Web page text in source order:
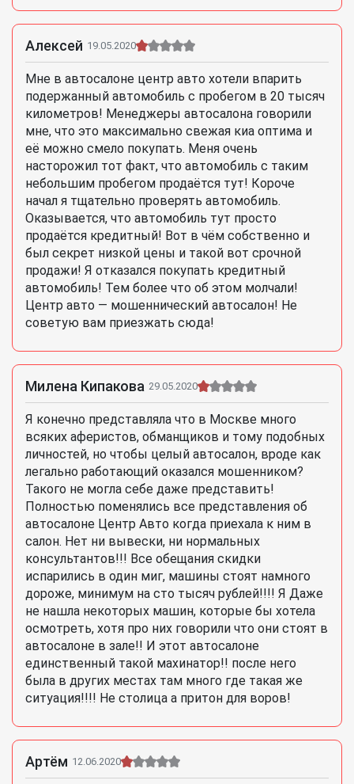
Алексей 19.05.2020
Мне в автосалоне центр авто хотели впарить
подержанный автомобиль с пробегом в 20 тысяч
километров! Менеджеры автосалона говорили
мне, что это максимально свежая киа оптима и
её можно смело покупать. Меня очень
насторожил тот факт, что автомобиль с таким
небольшим пробегом продаётся тут! Короче
начал я тщательно проверять автомобиль.
Оказывается, что автомобиль тут просто
продаётся кредитный! Вот в чём собственно и
был секрет низкой цены и такой вот срочной
продажи! Я отказался покупать кредитный
автомобиль! Тем более что об этом молчали!
Центр авто — мошеннический автосалон! Не
советую вам приезжать сюда!
Милена Кипакова 29.05.2020
Я конечно представляла что в Москве много
всяких аферистов, обманщиков и тому подобных
личностей, но чтобы целый автосалон, вроде как
легально работающий оказался мошенником?
Такого не могла себе даже представить!
Полностью поменялись все представления об
автосалоне Центр Авто когда приехала к ним в
салон. Нет ни вывески, ни нормальных
консультантов!!! Все обещания скидки
испарились в один миг, машины стоят намного
дороже, минимум на сто тысяч рублей!!!! Я Даже
не нашла некоторых машин, которые бы хотела
осмотреть, хотя про них говорили что они стоят в
автосалоне в зале!! И этот автосалоне
единственный такой махинатор!! после него
была в других местах там много где такая же
ситуация!!!! Не столица а притон для воров!
Артём 12.06.2020